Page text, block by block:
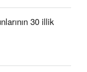
30 illik